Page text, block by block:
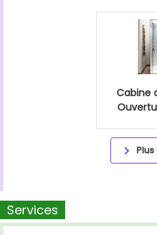
Cabine
Services